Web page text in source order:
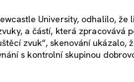
University, odhalilo, že
a částí, která zpracovává
zvuk“, skenování ukázalo,
s kontrolní skupinou